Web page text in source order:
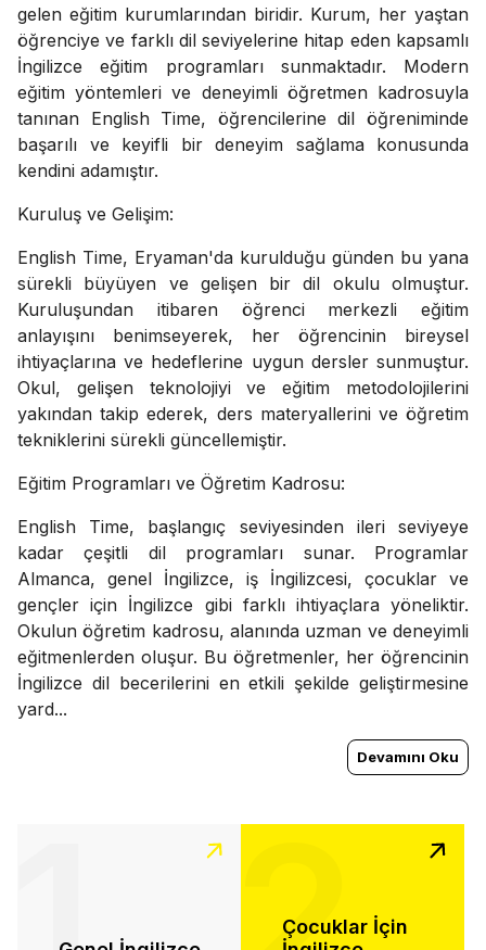
gelen eğitim kurumlarından biridir. Kurum, her yaştan
öğrenciye ve farklı dil seviyelerine hitap eden kapsamlı
İngilizce eğitim programları sunmaktadır. Modern
eğitim yöntemleri ve deneyimli öğretmen kadrosuyla
tanınan English Time, öğrencilerine dil öğreniminde
başarılı ve keyifli bir deneyim sağlama konusunda
kendini adamıştır.
Kuruluş ve Gelişim:
English Time, Eryaman'da kurulduğu günden bu yana
sürekli büyüyen ve gelişen bir dil okulu olmuştur.
Kuruluşundan itibaren öğrenci merkezli eğitim
anlayışını benimseyerek, her öğrencinin bireysel
ihtiyaçlarına ve hedeflerine uygun dersler sunmuştur.
Okul, gelişen teknolojiyi ve eğitim metodolojilerini
yakından takip ederek, ders materyallerini ve öğretim
tekniklerini sürekli güncellemiştir.
Eğitim Programları ve Öğretim Kadrosu:
English Time, başlangıç seviyesinden ileri seviyeye
kadar çeşitli dil programları sunar. Programlar
Almanca, genel İngilizce, iş İngilizcesi, çocuklar ve
gençler için İngilizce gibi farklı ihtiyaçlara yöneliktir.
Okulun öğretim kadrosu, alanında uzman ve deneyimli
eğitmenlerden oluşur. Bu öğretmenler, her öğrencinin
İngilizce dil becerilerini en etkili şekilde geliştirmesine
yard...
Devamını Oku
Çocuklar İçin